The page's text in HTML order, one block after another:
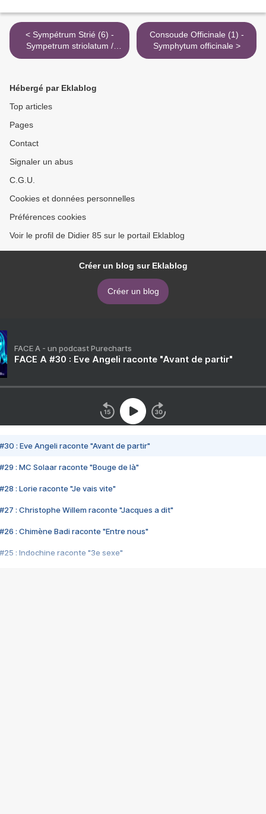
< Sympétrum Strié (6) -
Sympetrum striolatum /
Mâle
Consoude Officinale (1) -
Symphytum officinale >
Hébergé par Eklablog
Top articles
Pages
Contact
Signaler un abus
C.G.U.
Cookies et données personnelles
Préférences cookies
Voir le profil de Didier 85 sur le portail Eklablog
Créer un blog sur Eklablog
Créer un blog
FACE A - un podcast Purecharts
FACE A #30 : Eve Angeli raconte "Avant de partir"
#30 : Eve Angeli raconte "Avant de partir"
#29 : MC Solaar raconte "Bouge de là"
#28 : Lorie raconte "Je vais vite"
#27 : Christophe Willem raconte "Jacques a dit"
#26 : Chimène Badi raconte "Entre nous"
#25 : Indochine raconte "3e sexe"